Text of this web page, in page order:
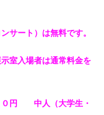
ト）は無料です。
は通常料金を
（大学生・